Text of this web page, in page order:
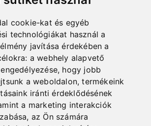
cookie-kat és egyéb
technológiákat használ a
javítása érdekében a
a webhely alapvető
, hogy jobb
a weboldalon,termékeink
iránti érdeklődésének
a marketing interakciók
, az Ön számára
All categories
Fa
Fém
Szállítás
Lemez
Kiárusítás